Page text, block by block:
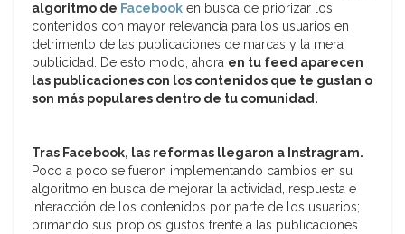
algoritmo de Facebook en busca de priorizar los
contenidos con mayor relevancia para los usuarios en
detrimento de las publicaciones de marcas y la mera
publicidad. De esto modo, ahora en tu feed aparecen
las publicaciones con los contenidos que te gustan o
son más populares dentro de tu comunidad.
Tras Facebook, las reformas llegaron a Instragram.
Poco a poco se fueron implementando cambios en su
algoritmo en busca de mejorar la actividad, respuesta e
interacción de los contenidos por parte de los usuarios;
primando sus propios gustos frente a las publicaciones